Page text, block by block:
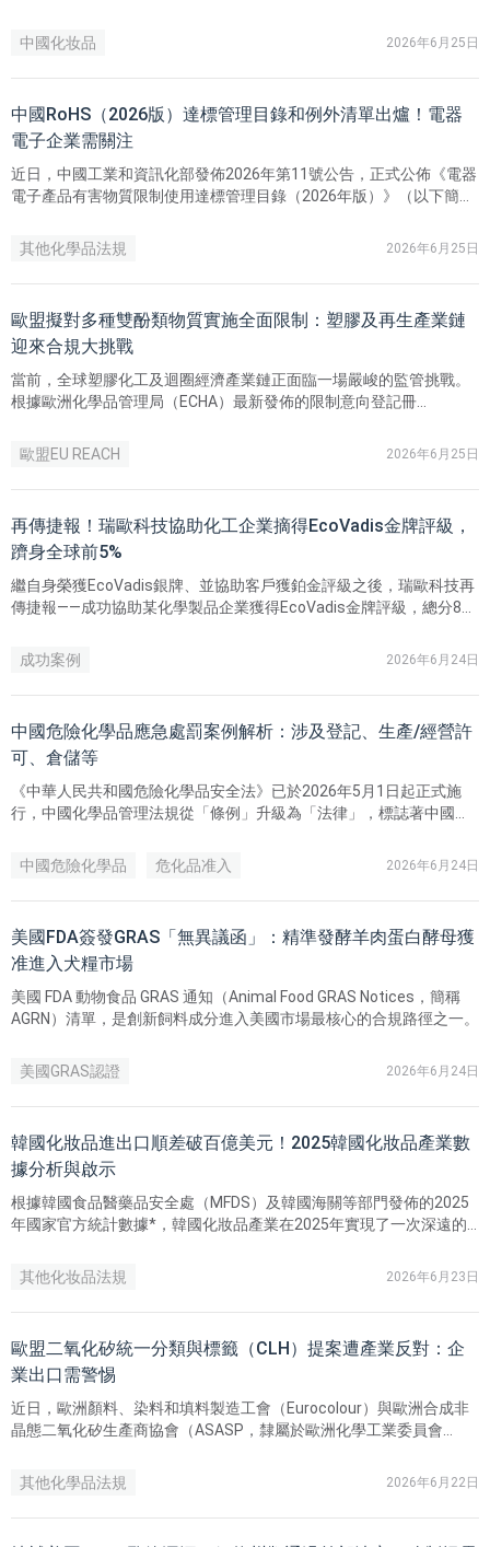
中國化妆品 2026年6月25日
中國RoHS（2026版）達標管理目錄和例外清單出爐！電器
電子企業需關注
近日，中國工業和資訊化部發佈2026年第11號公告，正式公佈《電器
電子產品有害物質限制使用達標管理目錄（2026年版）》（以下簡稱
（以下簡稱《例外清單》）。
其他化學品法規 2026年6月25日
歐盟擬對多種雙酚類物質實施全面限制：塑膠及再生產業鏈
迎來合規大挑戰
當前，全球塑膠化工及迴圈經濟產業鏈正面臨一場嚴峻的監管挑戰。
根據歐洲化學品管理局（ECHA）最新發佈的限制意向登記冊
日正式依據歐盟REACH法規提交限制意向，擬對多種具有環境內分泌
干擾特性的雙酚類物質 （Bisphenols）實施全面限制。相應的Annex
XV（附件15）限制卷宗預計將於2027年3月12日正式提交。
歐盟EU REACH 2026年6月25日
再傳捷報！瑞歐科技協助化工企業摘得EcoVadis金牌評級，
躋身全球前5%
繼自身榮獲EcoVadis銀牌、並協助客戶獲鉑金評級之後，瑞歐科技再
傳捷報——成功協助某化學製品企業獲得EcoVadis金牌評級，總分80
成功案例
2026年6月24日
中國危險化學品應急處罰案例解析：涉及登記、生產/經營許
可、倉儲等
《中華人民共和國危險化學品安全法》已於2026年5月1日起正式施
行，中國化學品管理法規從「條例」升級為「法律」，標誌著中國危
中國危險化學品
危化品准入 2026年6月24日
美國FDA簽發GRAS「無異議函」：精準發酵羊肉蛋白酵母獲
准進入犬糧市場
美國 FDA 動物食品 GRAS 通知（Animal Food GRAS Notices，簡稱
AGRN）清單，是創新飼料成分進入美國市場最核心的合規路徑之一。
美國GRAS認證 2026年6月24日
韓國化妝品進出口順差破百億美元！2025韓國化妝品產業數
據分析與啟示
根據韓國食品醫藥品安全處（MFDS）及韓國海關等部門發佈的2025
年國家官方統計數據*，韓國化妝品產業在2025年實現了一次深遠的
美國後躍升為全球第二大化妝品出口國。這一成績的取得，絕非單純
的出口數字增長，而是伴隨著韓國地緣出口市場的全面重構、資本驅
動型敏捷獨立品牌的爆發、高度集中的CDMO生態協同，以及國家層
其他化妆品法規 2026年6月23日
歐盟二氧化矽統一分類與標籤（CLH）提案遭產業反對：企
業出口需警惕
近日，歐洲顏料、染料和填料製造工會（Eurocolour）與歐洲合成非
晶態二氧化矽生產商協會（ASASP，隸屬於歐洲化學工業委員會
氧化矽（Silica）統一分類與標籤 （CLH）的提案。
其他化學品法規 2026年6月22日